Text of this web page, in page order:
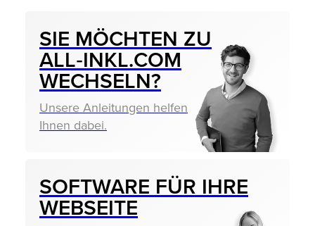
SIE MÖCHTEN ZU
ALL‑INKL.COM
WECHSELN?
Unsere Anleitungen helfen
Ihnen dabei.
SOFTWARE FÜR IHRE
WEBSEITE